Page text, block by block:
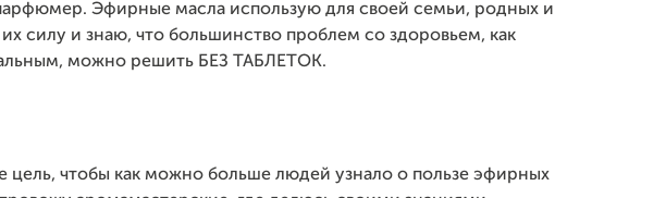
Эфирные масла использую для своей семьи, родных и
силу и знаю, что большинство проблем со здоровьем, как
можно решить БЕЗ ТАБЛЕТОК.
цель, чтобы как можно больше людей узнало о пользе эфирных